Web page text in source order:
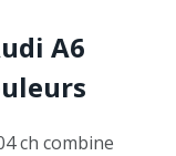
A6
ch combine